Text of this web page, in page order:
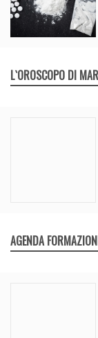
L`OROSCOPO DI
AGENDA